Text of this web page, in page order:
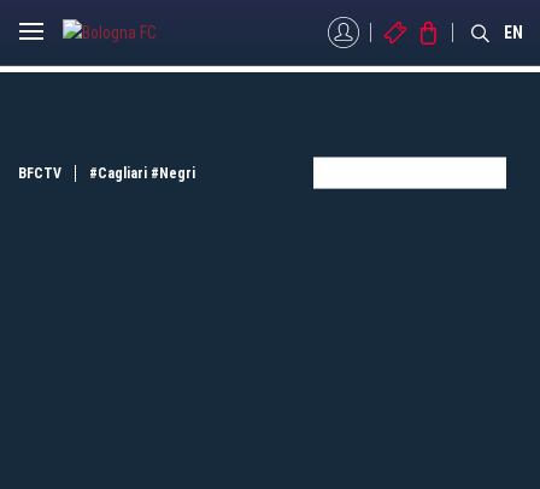
MYBFCBIGLIETTI
STORE EN
BFCTV #Cagliari #Negri